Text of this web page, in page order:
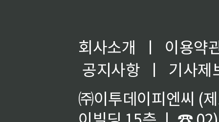
회사소개 ㅣ
이용약
공지사항
ㅣ
기사제
㈜이투데이피엔씨 (